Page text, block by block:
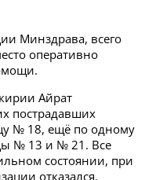
Минздрава, всего
оперативно
Айрат
пострадавших
№ 18, ещё по одному
№ 13 и № 21. Все
состоянии, при
отказался.